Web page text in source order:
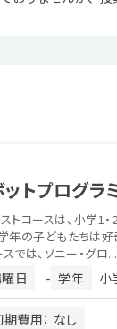
ットプログ
トコースは、小学1
年の子どもたちは
では、ソニー・グロ...
日 - 学年 小
費用： なし